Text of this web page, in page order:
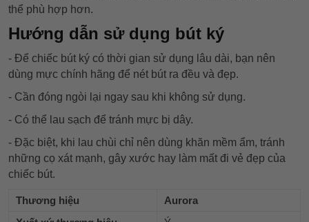
thể phù hợp hơn.
Hướng dẫn sử dụng bút ký
- Để chiếc bút ký có thời gian sử dụng lâu dài, bạn nên
dùng mực chính hãng để nét bút ra đều và đẹp.
- Cần đóng ngòi lại ngay sau khi không sử dụng.
- Có thể lau sạch để tránh mực bị dây.
- Đặc biệt, khi lau chùi chỉ nên dùng khăn mềm ẩm, tránh
những cọ xát mạnh, gây xước hay làm mất đi vẻ đẹp của
chiếc bút.
Thương hiệu
Aurora